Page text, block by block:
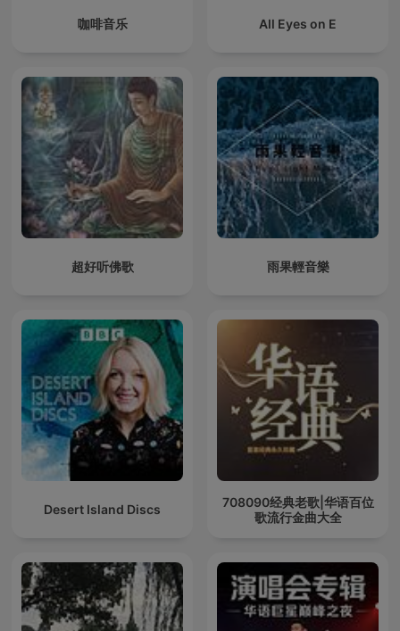
咖啡音乐 All Eyes on E
超好听佛歌 雨果輕音樂
Desert Island Discs
708090经典老歌|华语百位
歌流行金曲大全